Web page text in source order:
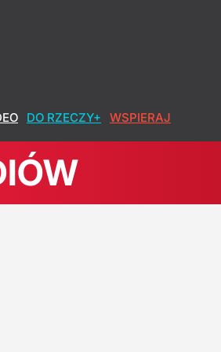
DO RZECZY+ WSPIERAJ